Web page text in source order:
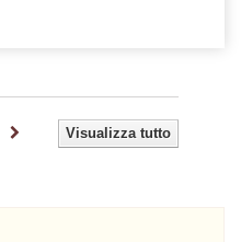
Visualizza tutto